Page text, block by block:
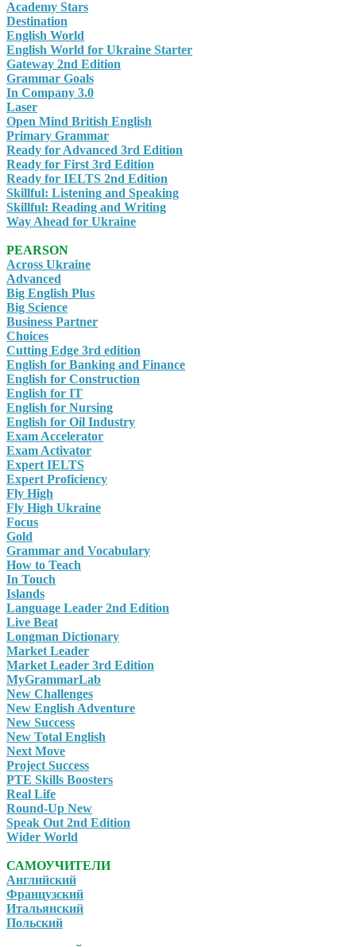
Academy Stars
Destination
English World
English World for Ukraine Starter
Gateway 2nd Edition
Grammar Goals
In Company 3.0
Laser
Open Mind British English
Primary Grammar
Ready for Advanced 3rd Edition
Ready for First 3rd Edition
Ready for IELTS 2nd Edition
Skillful: Listening and Speaking
Skillful: Reading and Writing
Way Ahead for Ukraine
PEARSON
Across Ukraine
Advanced
Big English Plus
Big Science
Business Partner
Choices
Cutting Edge 3rd edition
English for Banking and Finance
English for Construction
English for IT
English for Nursing
English for Oil Industry
Exam Accelerator
Exam Activator
Expert IELTS
Expert Proficiency
Fly High
Fly High Ukraine
Focus
Gold
Grammar and Vocabulary
How to Teach
In Touch
Islands
Language Leader 2nd Edition
Live Beat
Longman Dictionary
Market Leader
Market Leader 3rd Edition
MyGrammarLab
New Challenges
New English Adventure
New Success
New Total English
Next Move
Project Success
PTE Skills Boosters
Real Life
Round-Up New
Speak Out 2nd Edition
Wider World
САМОУЧИТЕЛИ
Английский
Французский
Итальянский
Польский